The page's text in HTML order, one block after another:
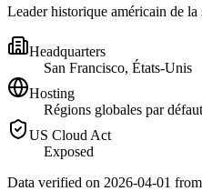
Leader historique américain de
Headquarters
San Francisco, États-Unis
Hosting
Régions globales par
US Cloud Act
Exposed
Data verified on 2026-04-01 from